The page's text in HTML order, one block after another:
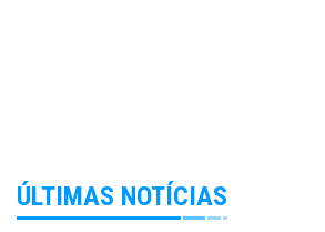
ÚLTIMAS NOTÍCIAS